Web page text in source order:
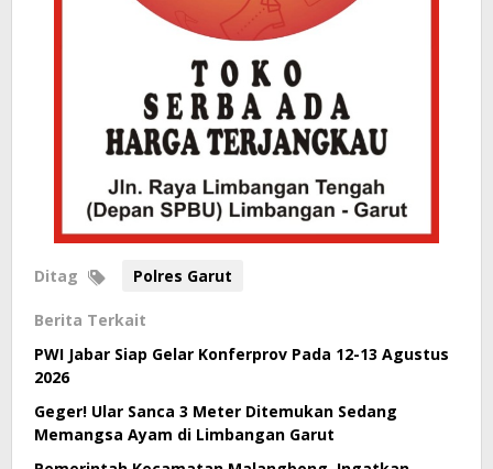
Ditag Polres Garut
Berita Terkait
PWI Jabar Siap Gelar Konferprov Pada 12-13 Agustus
2026
Geger! Ular Sanca 3 Meter Ditemukan Sedang
Memangsa Ayam di Limbangan Garut